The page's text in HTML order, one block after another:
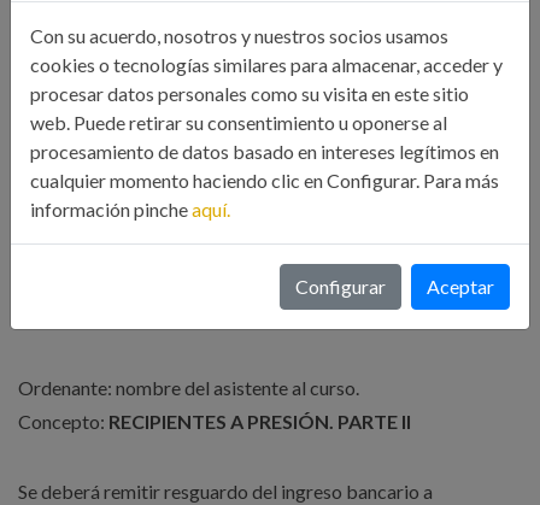
Si el pago se realiza a través de la Empresa o FUNDAE se
aplicará el precio base de Otros Profesionales al no poder
acumularse subvenciones.
Nº DE CUENTA:
IBAN: ES90 0081 0390 1200 0140 3750 (Banco Sabadell)
Ordenante: nombre del asistente al curso.
Concepto: RECIPIENTES A PRESIÓN. PARTE II
Se deberá remitir resguardo del ingreso bancario a
Con su acuerdo, nosotros y nuestros socios usamos
cookies o tecnologías similares para almacenar, acceder y
procesar datos personales como su visita en este sitio
web. Puede retirar su consentimiento u oponerse al
procesamiento de datos basado en intereses legítimos en
cualquier momento haciendo clic en Configurar. Para más
información pincheaquí.
Configurar Aceptar